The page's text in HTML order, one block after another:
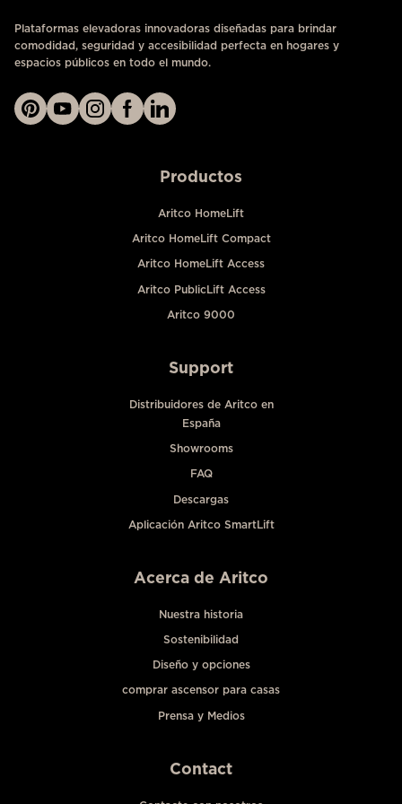
Plataformas elevadoras innovadoras diseñadas para brindar
comodidad, seguridad y accesibilidad perfecta en hogares y
espacios públicos en todo el mundo.
Productos
Aritco HomeLift
Aritco HomeLift Compact
Aritco HomeLift Access
Aritco PublicLift Access
Aritco 9000
Support
Distribuidores de Aritco en
España
Showrooms
FAQ
Descargas
Aplicación Aritco SmartLift
Acerca de Aritco
Nuestra historia
Sostenibilidad
Diseño y opciones
comprar ascensor para casas
Prensa y Medios
Contact